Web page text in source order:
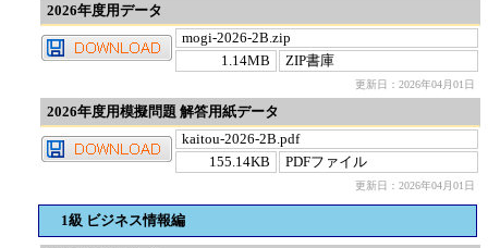
2026年度用データ
mogi-2026-2B.zip
1.14MB
ZIP書庫
更新日：2026年04月01日
2026年度用模擬問題 解答用紙データ
kaitou-2026-2B.pdf
155.14KB
PDFファイル
更新日：2026年04月01日
1級 ビジネス情報編